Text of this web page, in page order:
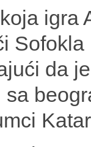
igra
da